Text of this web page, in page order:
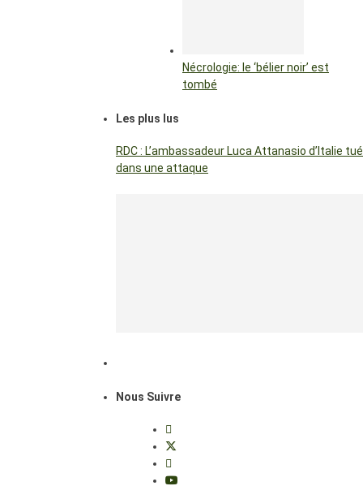
Nécrologie: le ‘bélier noir’ est
tombé
Les plus lus
RDC : L’ambassadeur Luca Attanasio d’Italie tué
dans une attaque
Nous Suivre